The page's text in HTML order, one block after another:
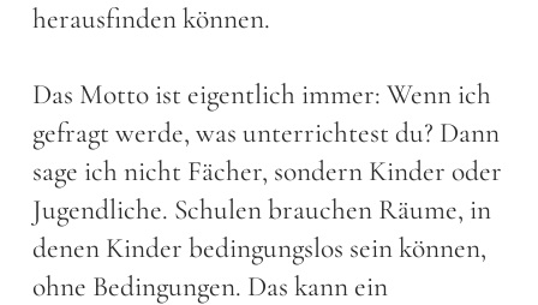
herausfinden können.
Das Motto ist eigentlich immer: Wenn ich
gefragt werde, was unterrichtest du? Dann
sage ich nicht Fächer, sondern Kinder oder
Jugendliche. Schulen brauchen Räume, in
denen Kinder bedingungslos sein können,
ohne Bedingungen. Das kann ein